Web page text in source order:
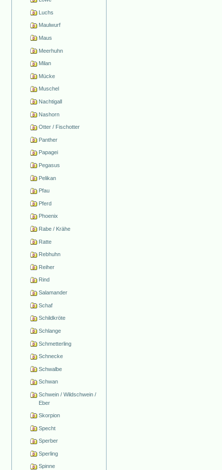
Luchs
Maulwurf
Maus
Meerhuhn
Milan
Mücke
Muschel
Nachtigall
Nashorn
Otter / Fischotter
Panther
Papagei
Pegasus
Pelikan
Pfau
Pferd
Phoenix
Rabe / Krähe
Ratte
Rebhuhn
Reiher
Rind
Salamander
Schaf
Schildkröte
Schlange
Schmetterling
Schnecke
Schwalbe
Schwan
Schwein / Wildschwein /
Eber
Skorpion
Specht
Sperber
Sperling
Spinne